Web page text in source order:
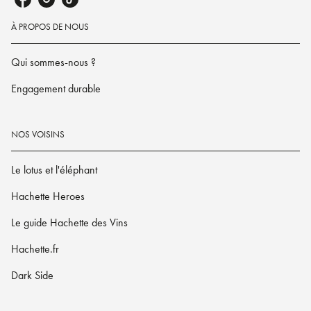
À PROPOS DE NOUS
Qui sommes-nous ?
Engagement durable
NOS VOISINS
Le lotus et l'éléphant
Hachette Heroes
Le guide Hachette des Vins
Hachette.fr
Dark Side